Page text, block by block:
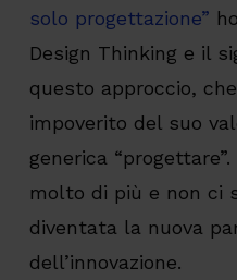
solo progettazione”
Design Thinking e il
questo approccio,
impoverito del suo
generica
molto di più e non ci
diventata la nuova
dell’innovazione.